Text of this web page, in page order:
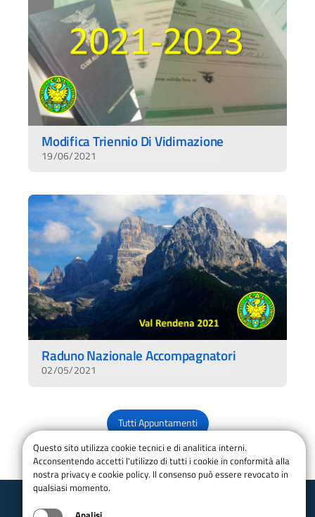
Modifica Triennio Di Vidimazione
19/06/2021
Raduno Nazionale Accompagnatori
02/05/2021
Tutti Appuntamenti
Questo sito utilizza cookie tecnici e di analitica interni.
Acconsentendo accetti l'utilizzo di tutti i cookie in conformità alla
nostra privacy e cookie policy. Il consenso può essere revocato in
qualsiasi momento.